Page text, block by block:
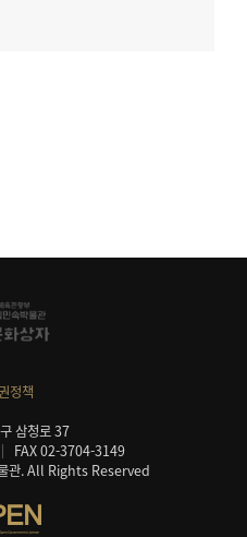
정책
삼청로 37
FAX 02-3704-3149
관. All Rights Reserved